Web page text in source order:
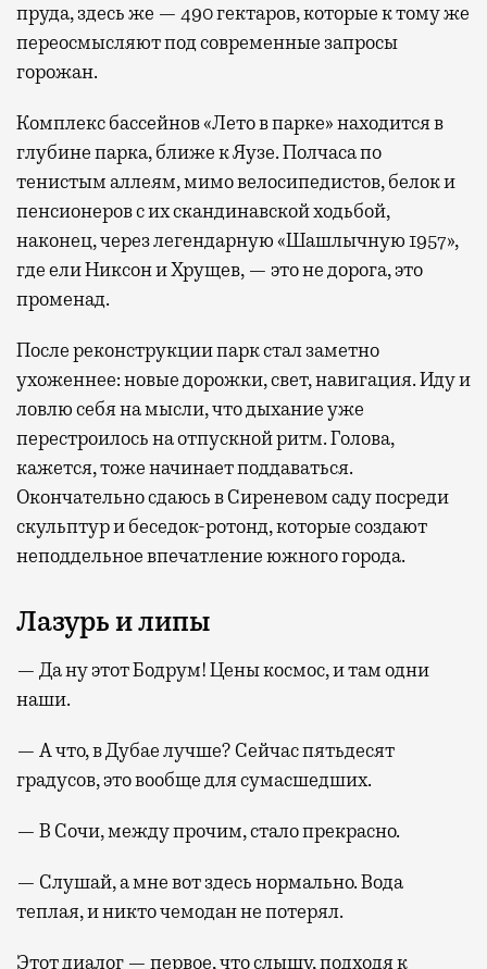
пруда, здесь же — 490 гектаров, которые к тому же
переосмысляют под современные запросы
горожан.
Комплекс бассейнов «Лето в парке» находится в
глубине парка, ближе к Яузе. Полчаса по
тенистым аллеям, мимо велосипедистов, белок и
пенсионеров с их скандинавской ходьбой,
наконец, через легендарную «Шашлычную 1957»,
где ели Никсон и Хрущев, — это не дорога, это
променад.
После реконструкции парк стал заметно
ухоженнее: новые дорожки, свет, навигация. Иду и
ловлю себя на мысли, что дыхание уже
перестроилось на отпускной ритм. Голова,
кажется, тоже начинает поддаваться.
Окончательно сдаюсь в Сиреневом саду посреди
скульптур и беседок-ротонд, которые создают
неподдельное впечатление южного города.
Лазурь и липы
— Да ну этот Бодрум! Цены космос, и там одни
наши.
— А что, в Дубае лучше? Сейчас пятьдесят
градусов, это вообще для сумасшедших.
— В Сочи, между прочим, стало прекрасно.
— Слушай, а мне вот здесь нормально. Вода
теплая, и никто чемодан не потерял.
Этот диалог — первое, что слышу, подходя к